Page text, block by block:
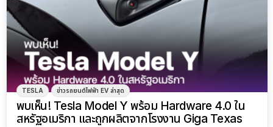
TESLA ข่าวรถยนต์ไฟฟ้า EV ล่าสุด
พบเห็น! Tesla Model Y พร้อม Hardware 4.0 ใน
สหรัฐอเมริกา และถูกผลิตจากโรงงาน Giga Texas